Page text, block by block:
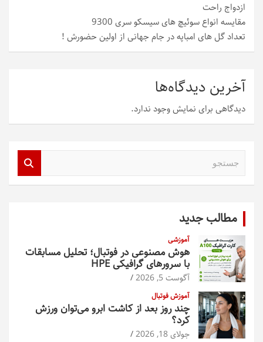
ازدواج راحت
مقایسه انواع سوئیچ های سیسکو سری 9300
تعداد گل های امباپه در جام جهانی از اولین حضورش !
آخرین دیدگاه‌ها
دیدگاهی برای نمایش وجود ندارد.
مطالب جدید
آموزشی
هوش مصنوعی در فوتبال؛ تحلیل مسابقات
با سرورهای گرافیکی HPE
آگوست 5, 2026
آموزش فوتبال
چند روز بعد از کاشت ابرو می‌توان ورزش
کرد؟
جولای 18, 2026